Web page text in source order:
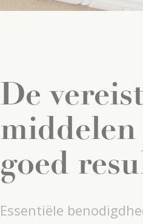
De
middelen
goed
Essentiële